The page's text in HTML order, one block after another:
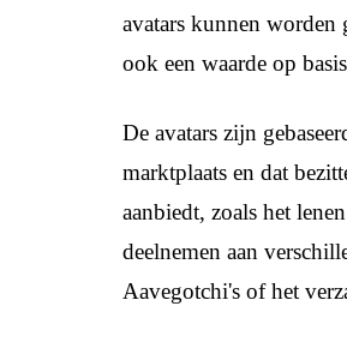
avatars kunnen worden
ook een waarde op
De avatars zijn
marktplaats en dat
aanbiedt, zoals het
deelnemen aan
Aavegotchi's of het